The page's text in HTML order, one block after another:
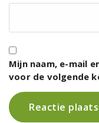
Mijn naam, e-mail
voor de volgende